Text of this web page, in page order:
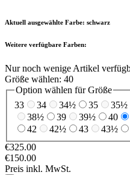
Aktuell ausgewählte Farbe: schwarz
Weitere verfügbare Farben:
Nur noch wenige Artikel
Größe wählen: 40
Option wählen für Größe
33
34 34½ 35 35½
38½
39 39½ 40
42
42½ 43 43½
€325.00
€150.00
Preis inkl. MwSt.